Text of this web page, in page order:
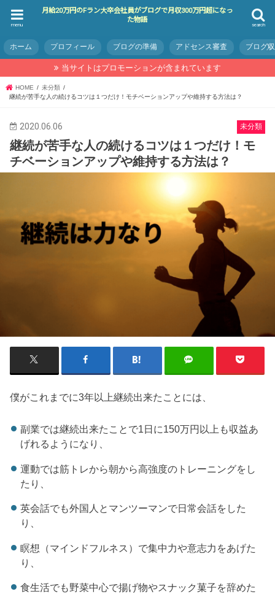
月給20万円のFラン大卒会社員がブログで月収300万円超になっ
た物語
search
menu
ホーム プロフィール ブログの準備 アドセンス審査 ブログ
当サイトはプロモーションが含まれています
HOME
未分類
継続が苦手な人の続けるコツは１つだけ！モチベーションアップや維持する方法は？
未分類
2020.06.06
継続が苦手な人の続けるコツは１つだけ！モ
チベーションアップや維持する方法は？
僕がこれまでに3年以上継続出来たことには、
副業では継続出来たことで1日に150万円以上も収益あ
げれるようになり、
運動では筋トレから朝から高強度のトレーニングをし
たり、
英会話でも外国人とマンツーマンで日常会話をした
り、
瞑想（マインドフルネス）で集中力や意志力をあげた
り、
食生活でも野菜中心で揚げ物やスナック菓子を辞めた